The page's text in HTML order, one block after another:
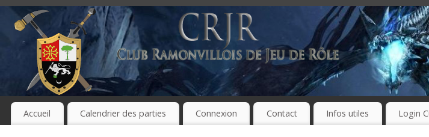
Accueil Calendrier des parties Connexion Contact Infos utiles Login